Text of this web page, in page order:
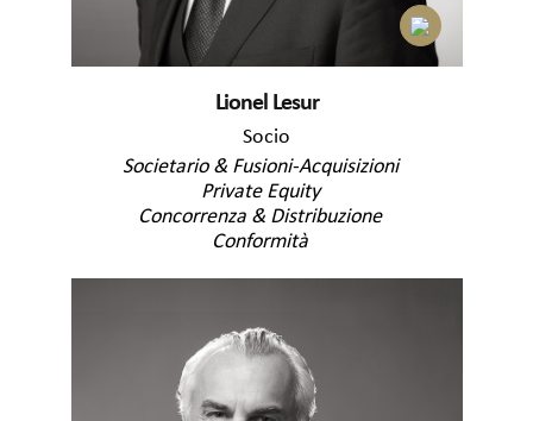
Lionel Lesur
Socio
Societario & Fusioni-Acquisizioni
Private Equity
Concorrenza & Distribuzione
Conformità